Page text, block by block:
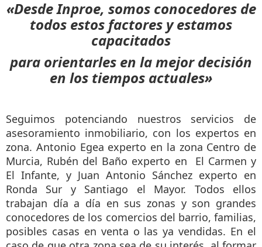
«Desde Inproe, somos conocedores de
todos estos factores y estamos
capacitados
para orientarles en la mejor decisión
en los tiempos actuales»
Seguimos potenciando nuestros servicios de
asesoramiento inmobiliario, con los expertos en
zona. Antonio Egea experto en la zona Centro de
Murcia, Rubén del Baño experto en El Carmen y
El Infante, y Juan Antonio Sánchez experto en
Ronda Sur y Santiago el Mayor. Todos ellos
trabajan día a día en sus zonas y son grandes
conocedores de los comercios del barrio, familias,
posibles casas en venta o las ya vendidas. En el